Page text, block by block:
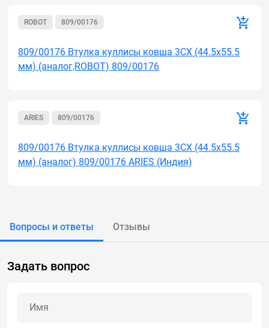
ROBOT 809/00176
809/00176 Втулка куллисы ковша 3СХ (44.5x55.5
мм) (аналог,ROBOT) 809/00176
ARIES 809/00176
809/00176 Втулка куллисы ковша 3СХ (44.5x55.5
мм) (аналог) 809/00176 ARIES (Индия)
Вопросы и ответы Отзывы
Задать вопрос